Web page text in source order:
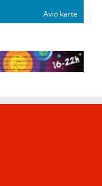
Avio karte